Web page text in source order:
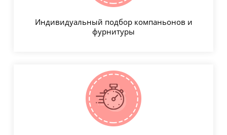
Индивидуальный подбор компаньонов и
фурнитуры